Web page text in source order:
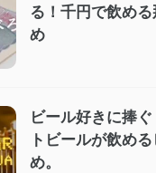
る！千円で飲め
め
ビール好きに捧
トビールが飲め
め。